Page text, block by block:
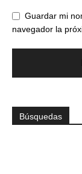
Guardar mi
navegador la
Búsquedas